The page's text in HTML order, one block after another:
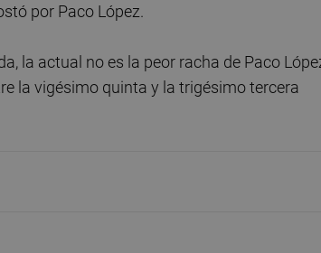
por Paco López.
la actual no es la peor racha de Paco
la vigésimo quinta y la trigésimo tercera